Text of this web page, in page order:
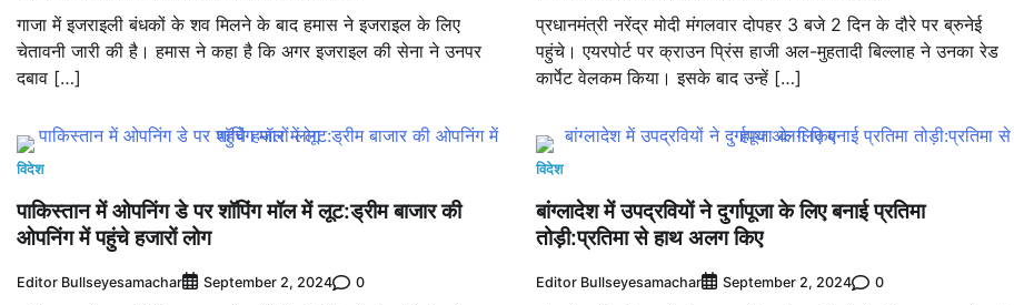
गाजा में इजराइली बंधकों के शव मिलने के बाद हमास ने इजराइल के लिए
चेतावनी जारी की है। हमास ने कहा है कि अगर इजराइल की सेना ने उनपर
दबाव […]
प्रधानमंत्री नरेंद्र मोदी मंगलवार दोपहर 3 बजे 2 दिन के दौरे पर ब्रुनेई
पहुंचे। एयरपोर्ट पर क्राउन प्रिंस हाजी अल-मुहतादी बिल्लाह ने उनका रेड
कार्पेट वेलकम किया। इसके बाद उन्हें […]
विदेश
पाकिस्तान में ओपनिंग डे पर शॉपिंग मॉल में लूट:ड्रीम बाजार की
ओपनिंग में पहुंचे हजारों लोग
Editor Bullseyesamachar September 2, 2024 0
विदेश
बांग्लादेश में उपद्रवियों ने दुर्गापूजा के लिए बनाई प्रतिमा
तोड़ी:प्रतिमा से हाथ अलग किए
Editor Bullseyesamachar September 2, 2024 0